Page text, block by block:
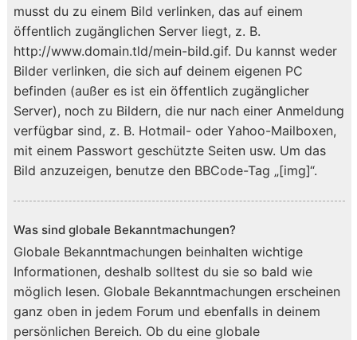
musst du zu einem Bild verlinken, das auf einem
öffentlich zugänglichen Server liegt, z. B.
http://www.domain.tld/mein-bild.gif. Du kannst weder
Bilder verlinken, die sich auf deinem eigenen PC
befinden (außer es ist ein öffentlich zugänglicher
Server), noch zu Bildern, die nur nach einer Anmeldung
verfügbar sind, z. B. Hotmail- oder Yahoo-Mailboxen,
mit einem Passwort geschützte Seiten usw. Um das
Bild anzuzeigen, benutze den BBCode-Tag „[img]“.
Was sind globale Bekanntmachungen?
Globale Bekanntmachungen beinhalten wichtige
Informationen, deshalb solltest du sie so bald wie
möglich lesen. Globale Bekanntmachungen erscheinen
ganz oben in jedem Forum und ebenfalls in deinem
persönlichen Bereich. Ob du eine globale